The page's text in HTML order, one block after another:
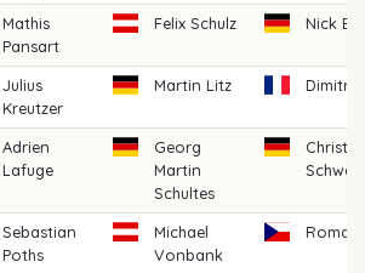
Mathis
Pansart
Felix Schulz Nick
Julius
Kreutzer
Martin Litz Dimitri
Adrien
Lafuge
Georg
Martin
Schultes
Sebastian
Poths
Michael
Vonbank
Roman